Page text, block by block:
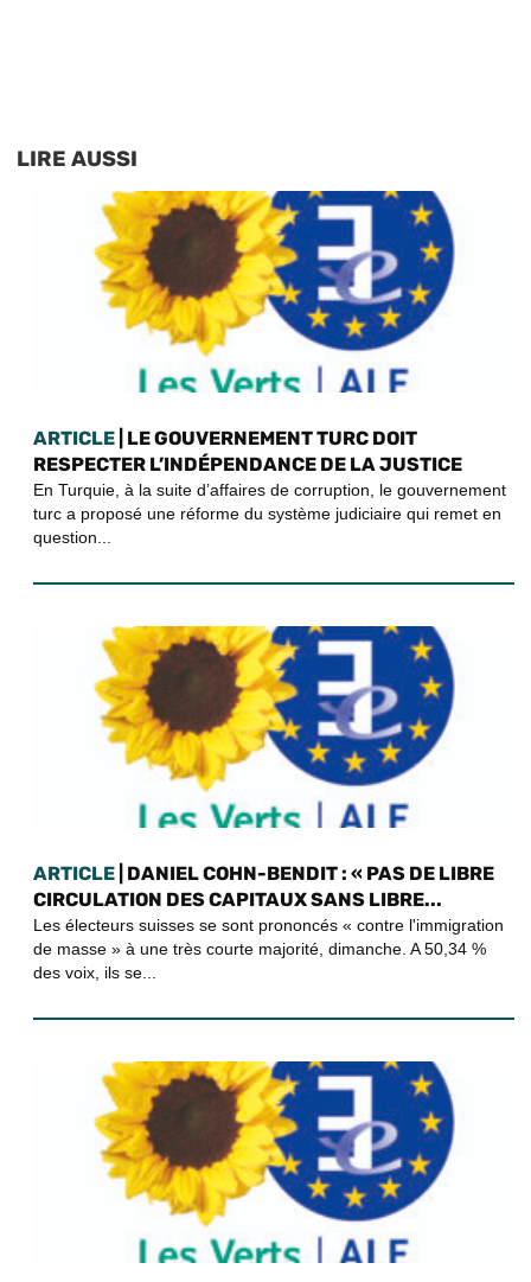
LIRE AUSSI
ARTICLE | LE GOUVERNEMENT TURC DOIT
RESPECTER L’INDÉPENDANCE DE LA JUSTICE
En Turquie, à la suite d’affaires de corruption, le gouvernement
turc a proposé une réforme du système judiciaire qui remet en
question...
ARTICLE | DANIEL COHN-BENDIT : « PAS DE LIBRE
CIRCULATION DES CAPITAUX SANS LIBRE...
Les électeurs suisses se sont prononcés « contre l'immigration
de masse » à une très courte majorité, dimanche. A 50,34 %
des voix, ils se...